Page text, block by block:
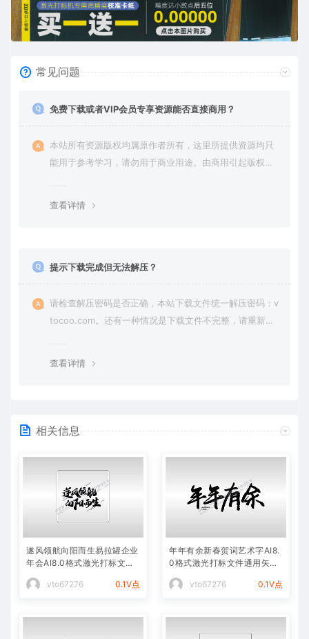
常见问题
免费下载或者VIP会员专享资源能否直接商用？
本站所有资源版权均属原作者所有，这里所提供资源均只
能用于参考学习，请勿用于商业用途。由商用引起版权纠
查看详情
提示下载完成但无法解压？
请检查解压密码是否正确，本站下载文件统一解压密码：v
tocoo.com。还有一种情况是下载文件不完整，请重新下
查看详情
相关信息
遂风领航向阳而生易拉罐企业
年会AI8.0格式激光打标文件
vto67276
0.1V点
年年有余新春贺词艺术字AI8.
0格式激光打标文件通用矢量
vto67276
0.1V点